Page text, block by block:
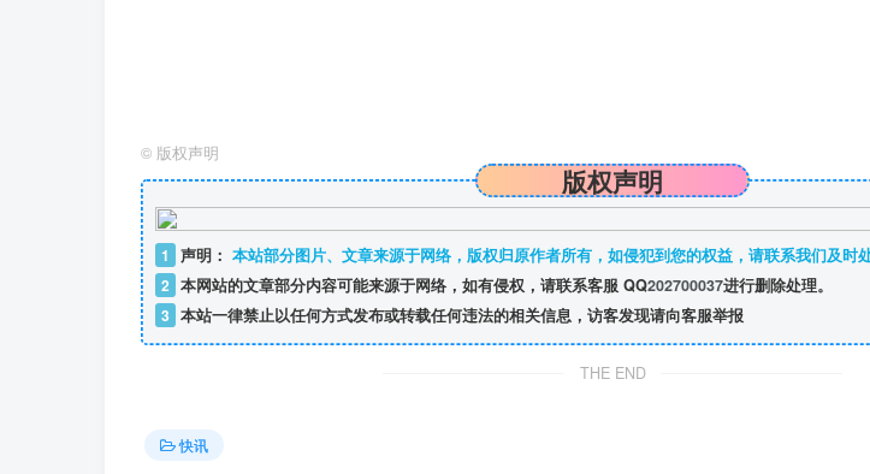
© 版权声明
版权声明
1 声明： 本站部分图片、文章来源于网络，版权归原作者所有，如侵犯到您的权益，请联系我们及时处
2 本网站的文章部分内容可能来源于网络，如有侵权，请联系客服 QQ202700037进行删除处理。
3 本站一律禁止以任何方式发布或转载任何违法的相关信息，访客发现请向客服举报
THE END
快讯